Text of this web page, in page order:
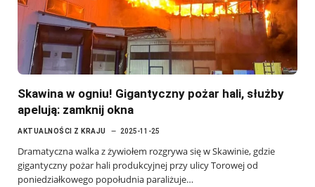
Skawina w ogniu! Gigantyczny pożar hali, służby
apelują: zamknij okna
AKTUALNOŚCI Z KRAJU 2025-11-25
Dramatyczna walka z żywiołem rozgrywa się w Skawinie, gdzie
gigantyczny pożar hali produkcyjnej przy ulicy Torowej od
poniedziałkowego popołudnia paraliżuje…